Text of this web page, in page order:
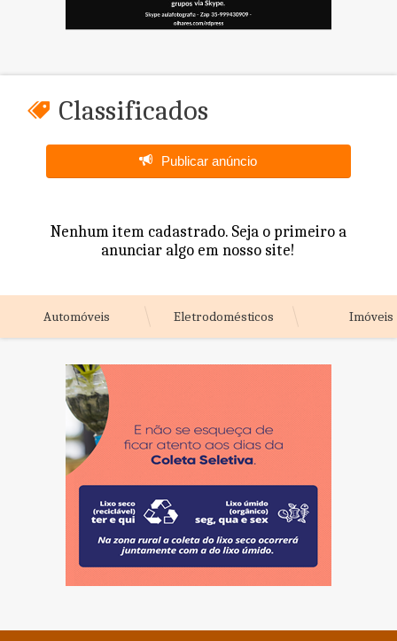
Classificados
Publicar anúncio
Nenhum item cadastrado. Seja o primeiro a
anunciar algo em nosso site!
Automóveis Eletrodomésticos Imóveis